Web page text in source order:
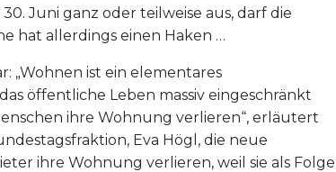
Juni ganz oder teilweise aus, darf die
hat allerdings einen Haken …
„Wohnen ist ein elementares
öffentliche Leben massiv eingeschränkt
ihre Wohnung verlieren“, erläutert
Eva Högl, die neue
ihre Wohnung verlieren, weil sie als Folge